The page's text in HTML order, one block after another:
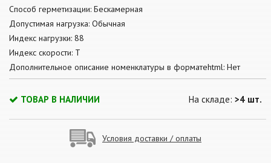
Способ герметизации: Бескамерная
Допустимая нагрузка: Обычная
Индекс нагрузки: 88
Индекс скорости: T
Дополнительное описание номенклатуры в форматеhtml: Нет
ТОВАР В НАЛИЧИИ На складе: >4 шт.
Условия доставки / оплаты